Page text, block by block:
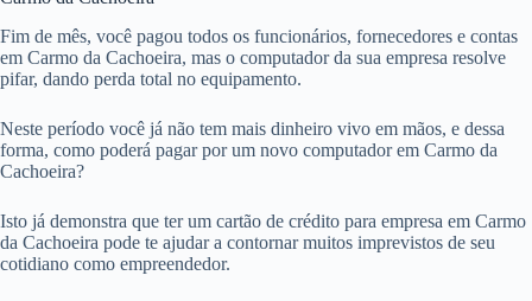
Fim de mês, você pagou todos os funcionários, fornecedores e contas
em Carmo da Cachoeira, mas o computador da sua empresa resolve
pifar, dando perda total no equipamento.
Neste período você já não tem mais dinheiro vivo em mãos, e dessa
forma, como poderá pagar por um novo computador em Carmo da
Cachoeira?
Isto já demonstra que ter um cartão de crédito para empresa em Carmo
da Cachoeira pode te ajudar a contornar muitos imprevistos de seu
cotidiano como empreendedor.